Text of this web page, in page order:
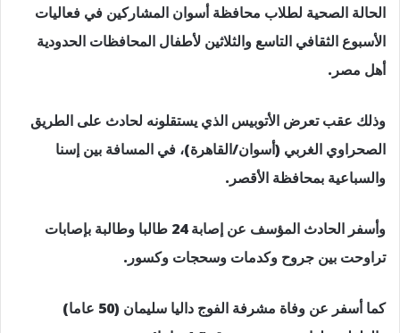
الحالة الصحية لطلاب محافظة أسوان المشاركين في فعاليات
الأسبوع الثقافي التاسع والثلاثين لأطفال المحافظات الحدودية
أهل مصر.
وذلك عقب تعرض الأتوبيس الذي يستقلونه لحادث على الطريق
الصحراوي الغربي (أسوان/القاهرة)، في المسافة بين إسنا
والسباعية بمحافظة الأقصر.
وأسفر الحادث المؤسف عن إصابة 24 طالبا وطالبة بإصابات
تراوحت بين جروح وكدمات وسحجات وكسور.
كما أسفر عن وفاة مشرفة الفوج داليا سليمان (50 عاما)